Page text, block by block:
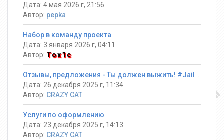
Дата: 4 мая 2026 г, 21:56
Автор: pepka
Набор в команду проекта
Дата: 3 января 2026 г, 04:11
Автор: Tox1c
Дата: 26 декабря 2025 г, 11:34
Автор: CRAZY CAT
Услуги по оформлению
Дата: 23 декабря 2025 г, 14:13
Автор: CRAZY CAT